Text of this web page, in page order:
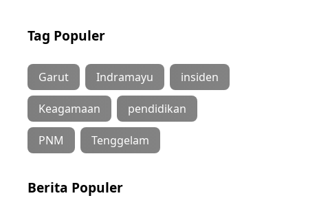
Tag Populer
Garut Indramayu insiden
Keagamaan pendidikan
PNM Tenggelam
Berita Populer